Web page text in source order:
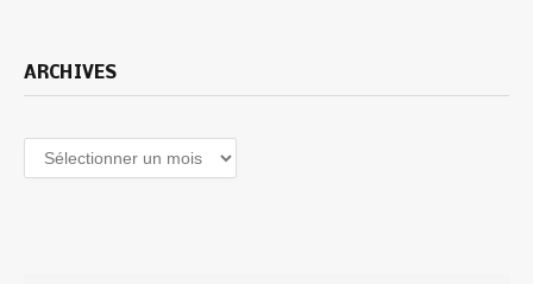
ARCHIVES
Archives